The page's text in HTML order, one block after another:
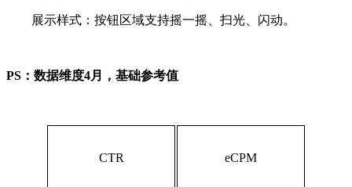
展示样式：按钮区域支持摇一摇、扫光、闪动。
PS：数据维度4月，基础参考值
CTR eCPM